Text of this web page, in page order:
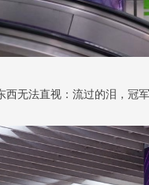
西无法直视：流过的泪，冠